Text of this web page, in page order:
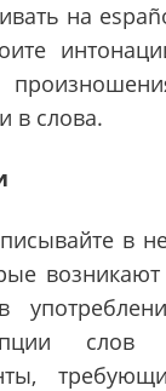
на
в слова.
в
возникают
слов